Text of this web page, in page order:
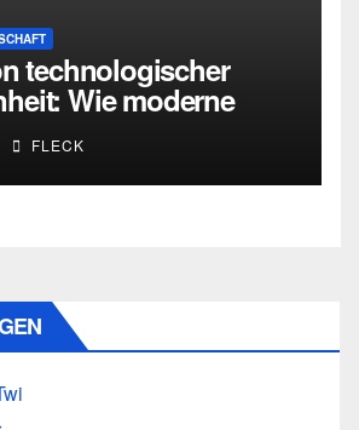
technologischer
Wie moderne
an ihren eigenen
scheitert
FLECK